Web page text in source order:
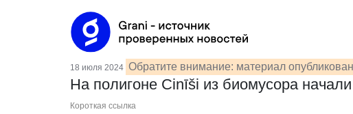
18 июля 2024 Обратите внимание: материал
На полигоне Cinīši из биомусора
Короткая ссылка